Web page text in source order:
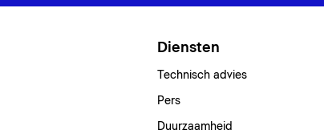
Diensten
Technisch advies
Pers
Duurzaamheid